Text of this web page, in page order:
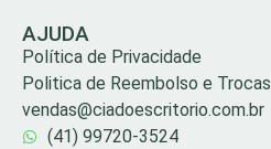
AJUDA
Política de Privacidade
Politica de Reembolso e Trocas
vendas@ciadoescritorio.com.br
(41) 99720-3524